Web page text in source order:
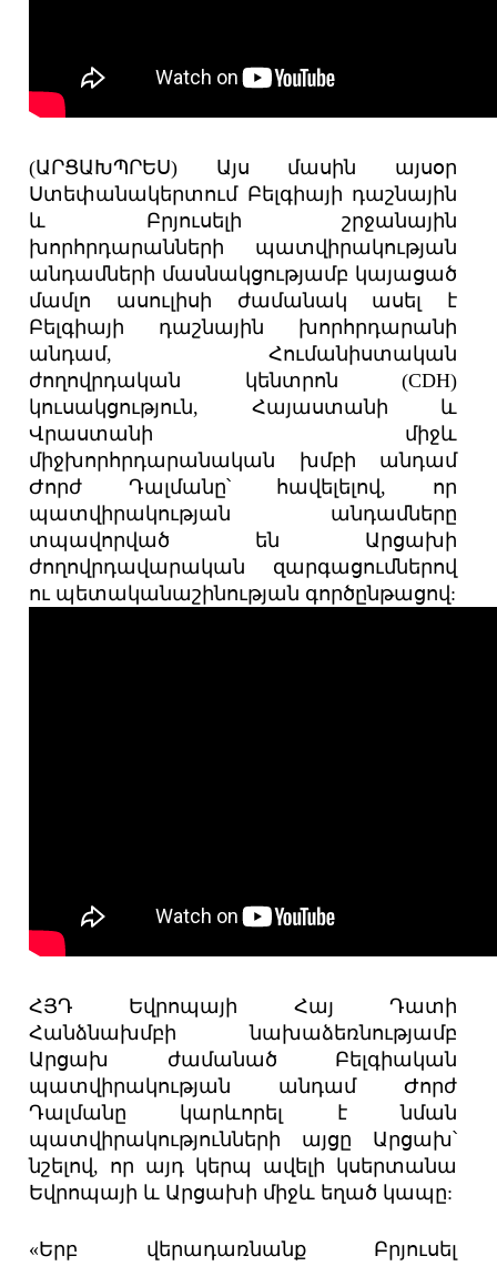
(ԱՐՑԱԽՊՐԵՍ) Այս մասին այսօր
Ստեփանակերտում Բելգիայի դաշնային
և Բրյուսելի շրջանային
խորհրդարանների պատվիրակության
անդամների մասնակցությամբ կայացած
մամլո ասուլիսի ժամանակ ասել է
Բելգիայի դաշնային խորհրդարանի
անդամ, Հումանիստական
ժողովրդական կենտրոն (CDH)
կուսակցություն, Հայաստանի և
Վրաստանի միջև
միջխորհրդարանական խմբի անդամ
Ժորժ Դալմանը՝ հավելելով, որ
պատվիրակության անդամները
տպավորված են Արցախի
ժողովրդավարական զարգացումներով
ու պետականաշինության գործընթացով:
ՀՅԴ Եվրոպայի Հայ Դատի
Հանձնախմբի նախաձեռնությամբ
Արցախ ժամանած Բելգիական
պատվիրակության անդամ Ժորժ
Դալմանը կարևորել է նման
պատվիրակությունների այցը Արցախ՝
նշելով, որ այդ կերպ ավելի կսերտանա
Եվրոպայի և Արցախի միջև եղած կապը:
«Երբ վերադառնանք Բրյուսել